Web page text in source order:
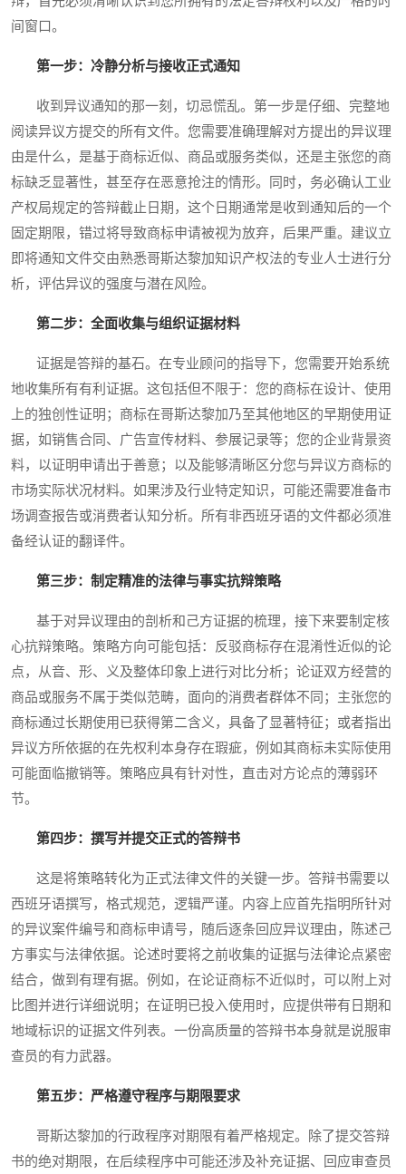
间窗口。
第一步：冷静分析与接收正式通知
收到异议通知的那一刻，切忌慌乱。第一步是仔细、完整地
阅读异议方提交的所有文件。您需要准确理解对方提出的异议理
由是什么，是基于商标近似、商品或服务类似，还是主张您的商
标缺乏显著性，甚至存在恶意抢注的情形。同时，务必确认工业
产权局规定的答辩截止日期，这个日期通常是收到通知后的一个
固定期限，错过将导致商标申请被视为放弃，后果严重。建议立
即将通知文件交由熟悉哥斯达黎加知识产权法的专业人士进行分
析，评估异议的强度与潜在风险。
第二步：全面收集与组织证据材料
证据是答辩的基石。在专业顾问的指导下，您需要开始系统
地收集所有有利证据。这包括但不限于：您的商标在设计、使用
上的独创性证明；商标在哥斯达黎加乃至其他地区的早期使用证
据，如销售合同、广告宣传材料、参展记录等；您的企业背景资
料，以证明申请出于善意；以及能够清晰区分您与异议方商标的
市场实际状况材料。如果涉及行业特定知识，可能还需要准备市
场调查报告或消费者认知分析。所有非西班牙语的文件都必须准
备经认证的翻译件。
第三步：制定精准的法律与事实抗辩策略
基于对异议理由的剖析和己方证据的梳理，接下来要制定核
心抗辩策略。策略方向可能包括：反驳商标存在混淆性近似的论
点，从音、形、义及整体印象上进行对比分析；论证双方经营的
商品或服务不属于类似范畴，面向的消费者群体不同；主张您的
商标通过长期使用已获得第二含义，具备了显著特征；或者指出
异议方所依据的在先权利本身存在瑕疵，例如其商标未实际使用
可能面临撤销等。策略应具有针对性，直击对方论点的薄弱环
节。
第四步：撰写并提交正式的答辩书
这是将策略转化为正式法律文件的关键一步。答辩书需要以
西班牙语撰写，格式规范，逻辑严谨。内容上应首先指明所针对
的异议案件编号和商标申请号，随后逐条回应异议理由，陈述己
方事实与法律依据。论述时要将之前收集的证据与法律论点紧密
结合，做到有理有据。例如，在论证商标不近似时，可以附上对
比图并进行详细说明；在证明已投入使用时，应提供带有日期和
地域标识的证据文件列表。一份高质量的答辩书本身就是说服审
查员的有力武器。
第五步：严格遵守程序与期限要求
哥斯达黎加的行政程序对期限有着严格规定。除了提交答辩
书的绝对期限，在后续程序中可能还涉及补充证据、回应审查员